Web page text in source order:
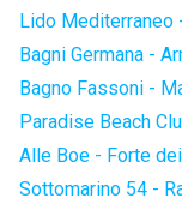
Lido Mediterraneo
Bagni Germana -
Bagno Fassoni -
Paradise Beach
Alle Boe - Forte
Sottomarino 54 -